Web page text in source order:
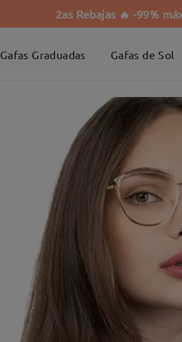
2as Rebajas 🔥 -99%
Gafas Graduadas Gafas de Sol